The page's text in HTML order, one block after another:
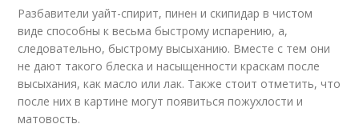
Разбавители уайт-спирит, пинен и скипидар в чистом
виде способны к весьма быстрому испарению, а,
следовательно, быстрому высыханию. Вместе с тем они
не дают такого блеска и насыщенности краскам после
высыхания, как масло или лак. Также стоит отметить, что
после них в картине могут появиться пожухлости и
матовость.